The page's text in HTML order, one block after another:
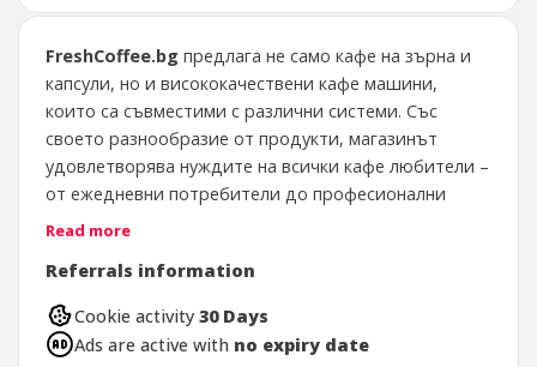
FreshCoffee.bg предлага не само кафе на зърна и
капсули, но и висококачествени кафе машини,
които са съвместими с различни системи. Със
своето разнообразие от продукти, магазинът
удовлетворява нуждите на всички кафе любители –
от ежедневни потребители до професионални
баристи. Освен това, сайтът осигурява удобни
които правят пазаруването лесно и достъпно.
Read more
Referrals information
Cookie activity 30 Days
Ads are active with no expiry date